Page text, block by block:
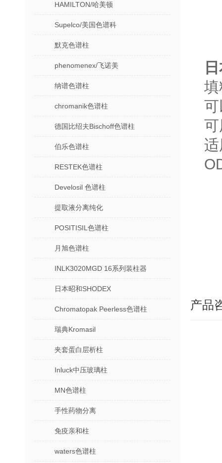
HAMILTON/哈美顿
Supelco/美国色谱科
默克色谱柱
phenomenex/飞诺美
纳谱色谱柱
chromanik色谱柱
德国比绍夫Bischoff色谱柱
伯乐色谱柱
RESTEK色谱柱
Develosil 色谱柱
提取液分离纯化
POSITISIL色谱柱
月旭色谱柱
INLK3020MGD 16系列装柱器
日本昭和SHODEX
Chromatopak Peerless色谱柱
瑞典Kromasil
夹套蛋白层析柱
Inluck中压玻璃柱
MN色谱柱
手性药物分离
免疫亲和柱
waters色谱柱
产品